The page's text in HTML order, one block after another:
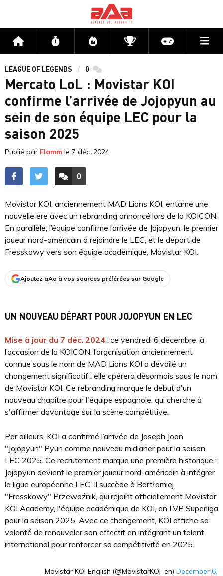
Accueil Flux Directs CompétitionsActu jeux
LEAGUE OF LEGENDS 0 commentaires
Mercato LoL : Movistar KOI
confirme l’arrivée de Jojopyun au
sein de son équipe LEC pour la
saison 2025
Publié par Flamm le 7 déc. 2024
ACCÉDER AUX
0
COMMENTAIRES
Movistar KOI, anciennement MAD Lions KOI, entame une
nouvelle ère avec un rebranding annoncé lors de la KOICON.
En parallèle, l’équipe confirme l’arrivée de Jojopyun, le premier
joueur nord-américain à rejoindre le LEC, et le départ de
Fresskowy vers son équipe académique, Movistar KOI.
Ajoutez aAa à vos sources préférées sur Google
UN NOUVEAU DÉPART POUR JOJOPYUN EN LEC
Mise à jour du 7 déc. 2024 : ce vendredi 6 décembre, à
l’occasion de la KOICON, l’organisation anciennement
connue sous le nom de MAD Lions KOI a dévoilé un
changement significatif : elle opérera désormais sous le nom
de Movistar KOI. Ce rebranding marque le début d'un
nouveau chapitre pour l'équipe espagnole, qui cherche à
s'affirmer davantage sur la scène compétitive.
Par ailleurs, KOI a confirmé l’arrivée de Joseph Joon
"Jojopyun" Pyun comme nouveau midlaner pour la saison
LEC 2025. Ce recrutement marque une première historique :
Jojopyun devient le premier joueur nord-américain à intégrer
la ligue européenne LEC. Il succède à Bartłomiej
"Fresskowy" Przewoźnik, qui rejoint officiellement Movistar
KOI Academy, l'équipe académique de KOI, en LVP Superliga
pour la saison 2025. Avec ce changement, KOI affiche sa
volonté de renouveler son effectif en intégrant un talent
international pour renforcer sa compétitivité en 2025.
— Movistar KOI English (@MovistarKOI_en) December 6,